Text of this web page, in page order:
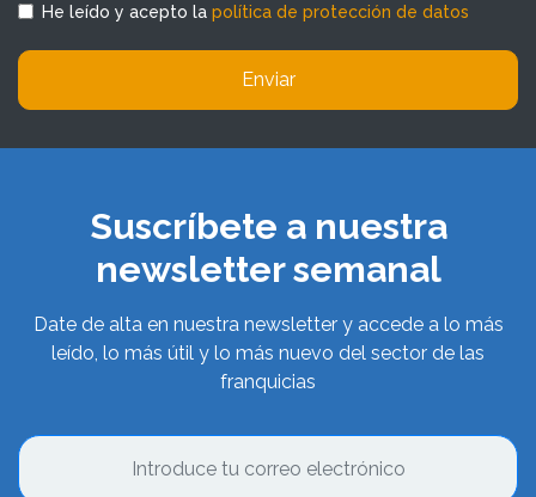
He leído y acepto la política de protección de datos
Enviar
Suscríbete a nuestra
newsletter semanal
Date de alta en nuestra newsletter y accede a lo más
leído, lo más útil y lo más nuevo del sector de las
franquicias